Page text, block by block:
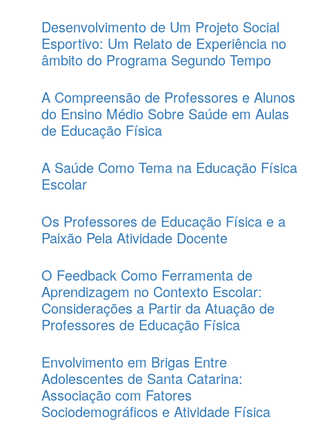
Desenvolvimento de Um Projeto Social
Esportivo: Um Relato de Experiência no
âmbito do Programa Segundo Tempo
A Compreensão de Professores e Alunos
do Ensino Médio Sobre Saúde em Aulas
de Educação Física
A Saúde Como Tema na Educação Física
Escolar
Os Professores de Educação Física e a
Paixão Pela Atividade Docente
O Feedback Como Ferramenta de
Aprendizagem no Contexto Escolar:
Considerações a Partir da Atuação de
Professores de Educação Física
Envolvimento em Brigas Entre
Adolescentes de Santa Catarina:
Associação com Fatores
Sociodemográficos e Atividade Física